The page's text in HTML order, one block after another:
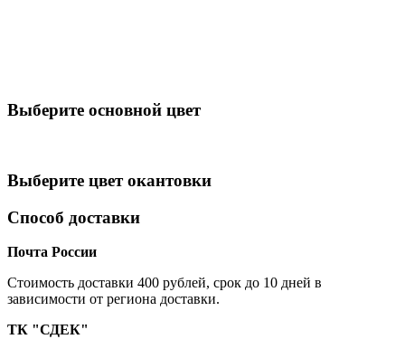
Выберите oсновной цвет
Выберите цвет окантовки
Способ доставки
Почта России
Cтоимость доставки 400 рублей, срок до 10 дней в
зависимости от региона доставки.
ТК "СДЕК"